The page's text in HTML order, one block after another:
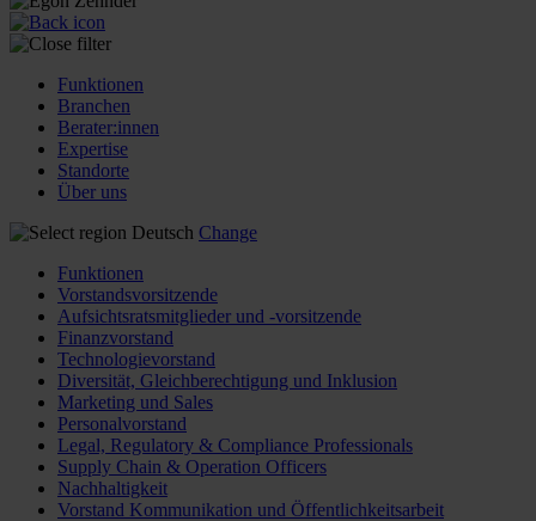
Funktionen
Branchen
Berater:innen
Expertise
Standorte
Über uns
Deutsch Change
Funktionen
Vorstandsvorsitzende
Aufsichtsratsmitglieder und -vorsitzende
Finanzvorstand
Technologievorstand
Diversität, Gleichberechtigung und Inklusion
Marketing und Sales
Personalvorstand
Legal, Regulatory & Compliance Professionals
Supply Chain & Operation Officers
Nachhaltigkeit
Vorstand Kommunikation und Öffentlichkeitsarbeit